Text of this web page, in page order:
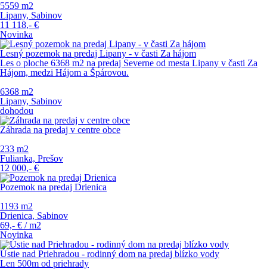
5559 m2
Lipany, Sabinov
11 118,- €
Novinka
Lesný pozemok na predaj Lipany - v časti Za hájom
Les o ploche 6368 m2 na predaj Severne od mesta Lipany v časti Za
Hájom, medzi Hájom a Špárovou.
6368 m2
Lipany, Sabinov
dohodou
Záhrada na predaj v centre obce
233 m2
Fulianka, Prešov
12 000,- €
Pozemok na predaj Drienica
1193 m2
Drienica, Sabinov
69,- € / m2
Novinka
Ústie nad Priehradou - rodinný dom na predaj blízko vody
Len 500m od priehrady